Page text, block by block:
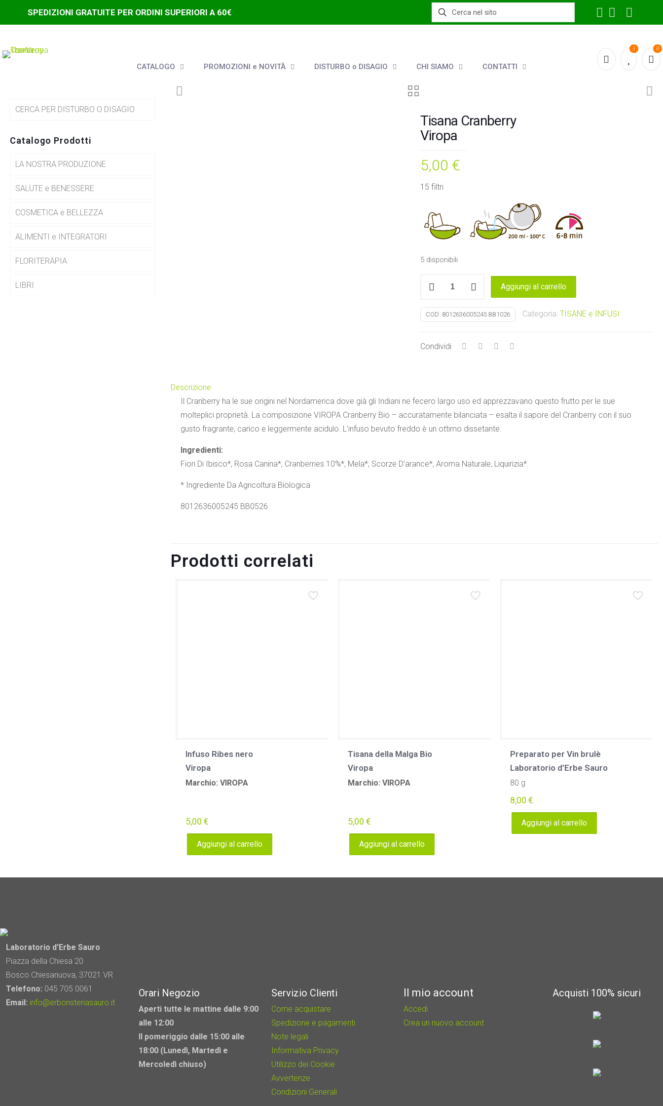
SPEDIZIONI GRATUITE PER ORDINI SUPERIORI A 60€
CATALOGO PROMOZIONI e NOVITÀ DISTURBO o DISAGIO CHI SIAMO CONTATTI
1 0
Tisana Cranberry
Viropa
5,00 €
15 filtri
5 disponibili
Viropa
quantità
Aggiungi al carrello
COD: 8012636005245 BB1026 Categoria: TISANE e INFUSI
Condividi
Descrizione
Il Cranberry ha le sue origini nel Nordamerica dove già gli Indiani ne fecero largo uso ed apprezzavano questo frutto per le sue
molteplici proprietà. La composizione VIROPA Cranberry Bio – accuratamente bilanciata – esalta il sapore del Cranberry con il suo
gusto fragrante, carico e leggermente acidulo. L’infuso bevuto freddo è un ottimo dissetante.
Ingredienti:
Fiori Di Ibisco*, Rosa Canina*, Cranberries 10%*, Mela*, Scorze D’arance*, Aroma Naturale, Liquirizia*.
* Ingrediente Da Agricoltura Biologica
8012636005245 BB0526
Prodotti correlati
Infuso Ribes nero
Viropa
Marchio: VIROPA
5,00 €
Aggiungi al carrello
Tisana della Malga Bio
Viropa
Marchio: VIROPA
5,00 €
Aggiungi al carrello
Preparato per Vin brulè
Laboratorio d’Erbe Sauro
80 g
8,00 €
Aggiungi al carrello
CERCA PER DISTURBO O DISAGIO
Catalogo Prodotti
LA NOSTRA PRODUZIONE
SALUTE e BENESSERE
COSMETICA e BELLEZZA
ALIMENTI e INTEGRATORI
FLORITERAPIA
LIBRI
Laboratorio d'Erbe Sauro
Piazza della Chiesa 20
Bosco Chiesanuova, 37021 VR
Telefono: 045 705 0061
Email: info@erboristeriasauro.it
Orari Negozio
Aperti tutte le mattine dalle 9:00
alle 12:00
Il pomeriggio dalle 15:00 alle
18:00 (Lunedì, Martedì e
Mercoledì chiuso)
Servizio Clienti
Come acquistare
Spedizione e pagamenti
Note legali
Informativa Privacy
Utilizzo dei Cookie
Avvertenze
Condizioni Generali
Il mio account
Accedi
Crea un nuovo account
Acquisti 100% sicuri